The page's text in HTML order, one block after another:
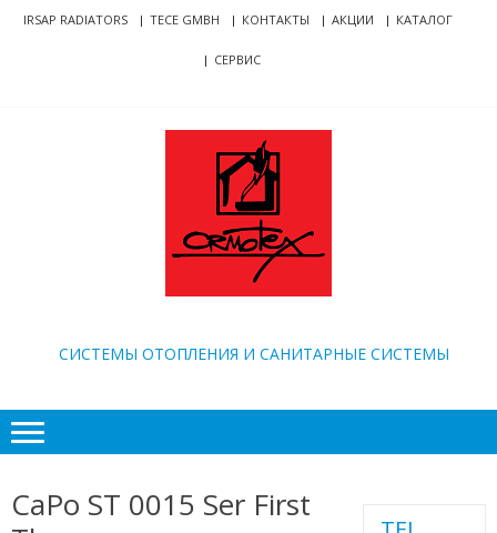
Skip
SkipIRSAP RADIATORS TECE GMBH КОНТАКТЫ АКЦИИ КАТАЛОГ
СЕРВИС
CИСТЕМЫ ОТОПЛЕНИЯ И САНИТАРНЫЕ СИСТЕМЫ
CaPo ST 0015 Ser First